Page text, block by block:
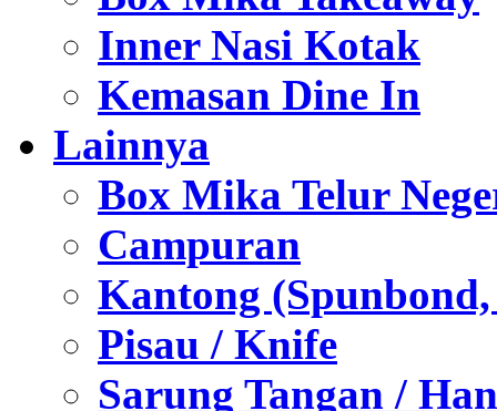
Inner Nasi Kotak
Kemasan Dine In
Lainnya
Box Mika Telur
Campuran
Kantong
Pisau / Knife
Sarung Tangan /